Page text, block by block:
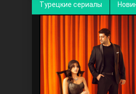
Турецкие сериалы